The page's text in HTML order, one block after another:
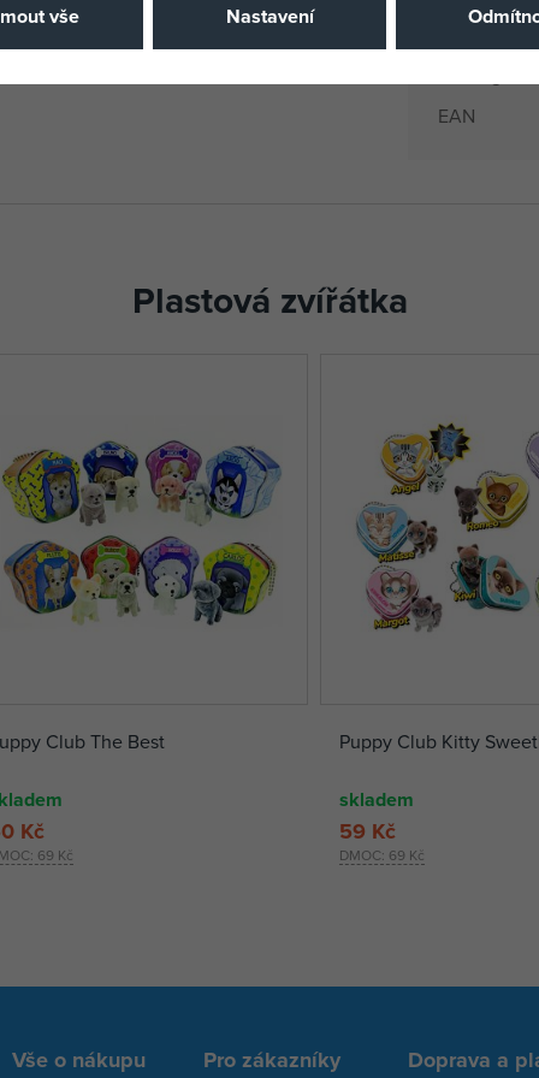
EAN
Plastová zvířátka
Club The Best
69 Kč
Kč
Puppy Club Kitty
skladem
DMOC: 69 Kč
59 Kč
Vše o nákupu Pro zákazníky Doprava a
vše Nastavení